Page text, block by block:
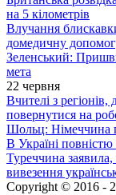
на 5 кілометрів
Влучання
домедичну
Зеленський:
мета
22 червня
Вчителі з
повернутися на
Шольц: Німеччина
В Україні
Туреччина
вивезення
Copyright © 2016 -